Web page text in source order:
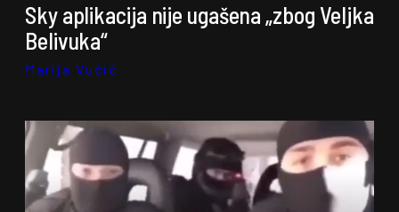
Sky aplikacija nije ugašena „zbog Veljka
Belivuka“
Marija Vučić